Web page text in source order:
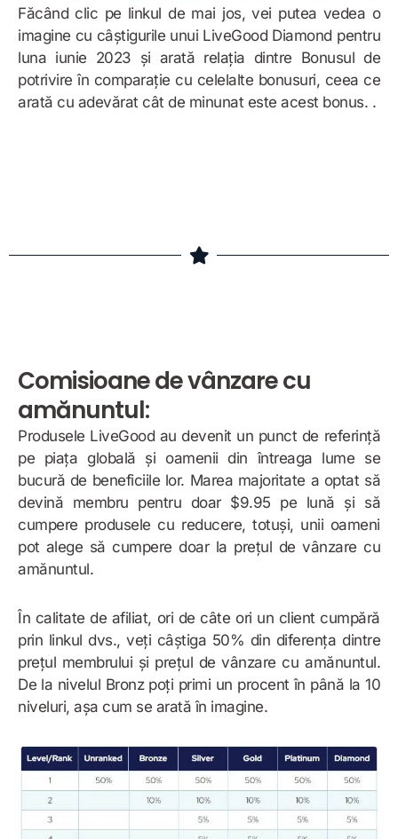
Făcând clic pe linkul de mai jos, vei putea vedea o
imagine cu câștigurile unui LiveGood Diamond pentru
luna iunie 2023 și arată relația dintre Bonusul de
potrivire în comparație cu celelalte bonusuri, ceea ce
arată cu adevărat cât de minunat este acest bonus. .
Comisioane de vânzare cu
amănuntul:
Produsele LiveGood au devenit un punct de referință
pe piața globală și oamenii din întreaga lume se
bucură de beneficiile lor. Marea majoritate a optat să
devină membru pentru doar $9.95 pe lună și să
cumpere produsele cu reducere, totuși, unii oameni
pot alege să cumpere doar la prețul de vânzare cu
amănuntul.
În calitate de afiliat, ori de câte ori un client cumpără
prin linkul dvs., veți câștiga 50% din diferența dintre
prețul membrului și prețul de vânzare cu amănuntul.
De la nivelul Bronz poți primi un procent în până la 10
niveluri, așa cum se arată în imagine.